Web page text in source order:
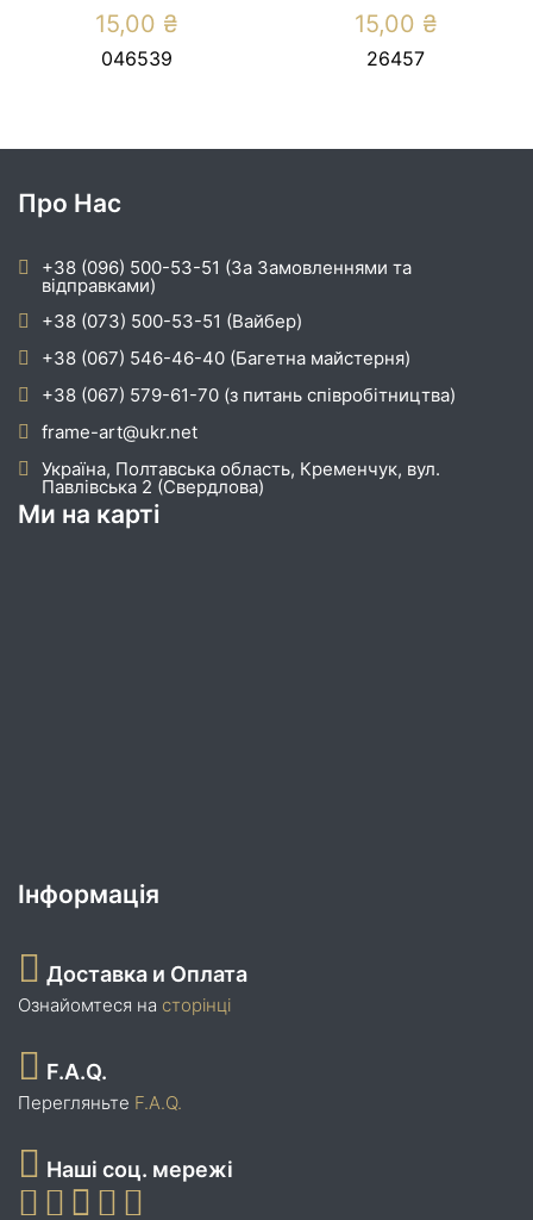
15,00 ₴
046539
15,00 ₴
26457
Про Нас
+38 (096) 500-53-51 (За Замовленнями та
відправками)
+38 (073) 500-53-51 (Вайбер)
+38 (067) 546-46-40 (Багетна майстерня)
+38 (067) 579-61-70 (з питань співробітництва)
frame-art@ukr.net
Україна, Полтавська область, Кременчук, вул.
Павлівська 2 (Свердлова)
Ми на карті
Інформація
Доставка и Оплата
Ознайомтеся на сторінці
F.A.Q.
Перегляньте F.A.Q.
Наші соц. мережі